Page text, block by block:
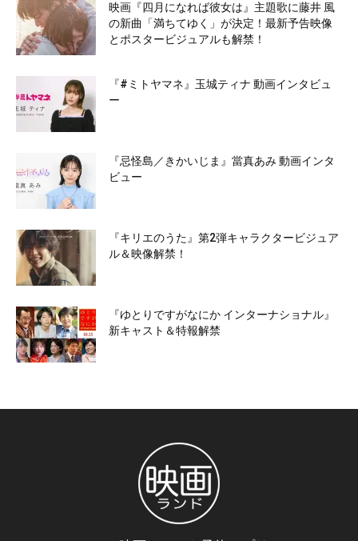
映画『四月になれば彼女は』主題歌に藤井 風
の新曲「満ちてゆく」が決定！最新予告映像
とポスタービジュアルも解禁！
『#ミトヤマネ』玉城ティナ 動画インタビュ
ー
『忌怪島／きかいじま』當真あみ 動画インタ
ビュー
『キリエのうた』第2弾キャラクタービジュア
ル＆映像解禁！
『ゆとりですがなにか インターナショナル』
新キャスト＆特報解禁